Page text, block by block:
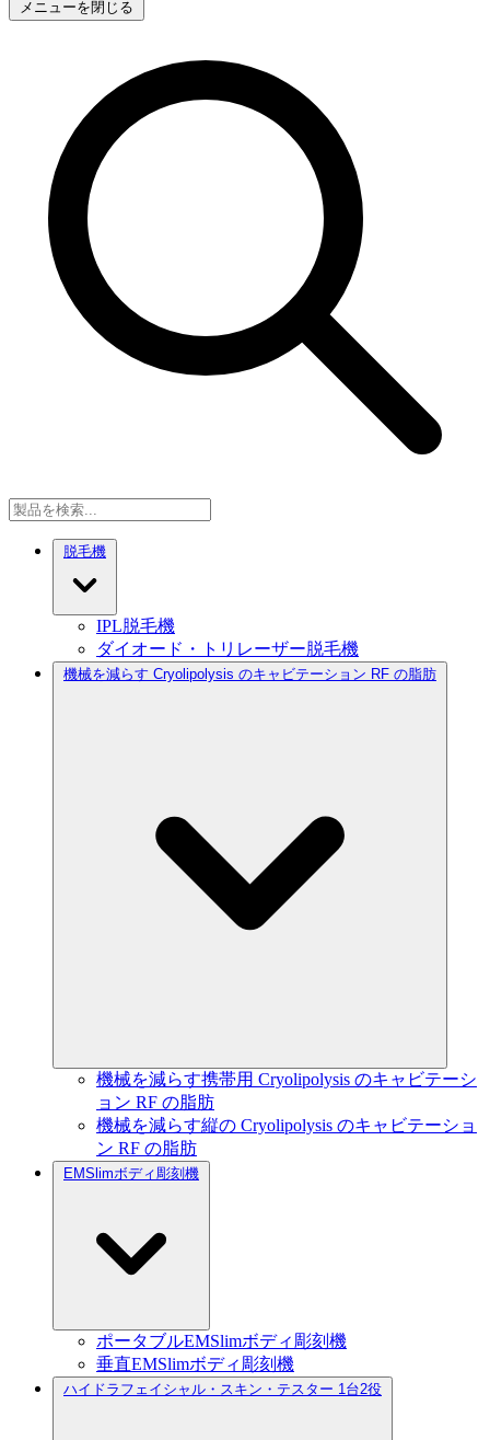
メニューを閉じる
脱毛機
IPL脱毛機
ダイオード・トリレーザー脱毛機
機械を減らす Cryolipolysis のキャビテーション RF の脂肪
機械を減らす携帯用 Cryolipolysis のキャビテーシ
ョン RF の脂肪
機械を減らす縦の Cryolipolysis のキャビテーショ
ン RF の脂肪
EMSlimボディ彫刻機
ポータブルEMSlimボディ彫刻機
垂直EMSlimボディ彫刻機
ハイドラフェイシャル・スキン・テスター 1台2役